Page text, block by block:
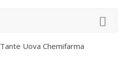
Tante Uova Chemifarma